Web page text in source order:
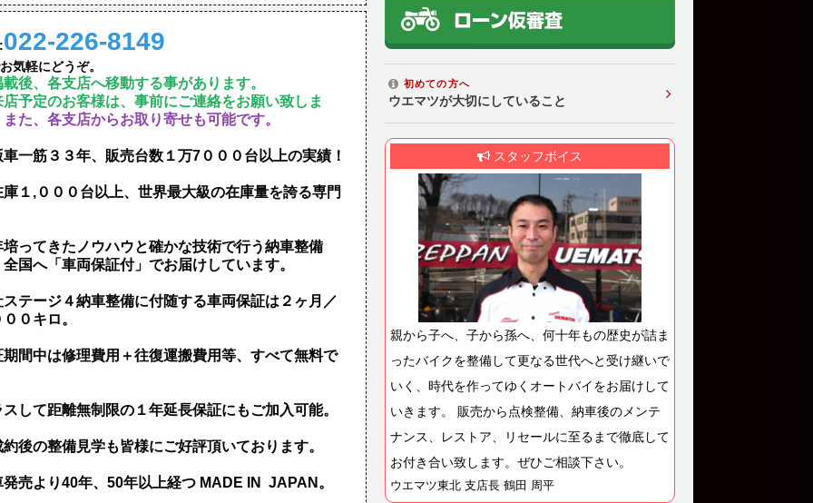
初めての方へ
ウエマツが大切にしていること
スタッフボイス
親から子へ、子から孫へ、何十年もの歴史が詰ま
ったバイクを整備して更なる世代へと受け継いで
いく、時代を作ってゆくオートバイをお届けして
いきます。 販売から点検整備、納車後のメンテ
ナンス、レストア、リセールに至るまで徹底して
お付き合い致します。ぜひご相談下さい。
ウエマツ東北 支店長 鶴田 周平
022-226-8149
気軽にどうぞ。
載後、各支店へ移動する事があります。
店予定のお客様は、事前にご連絡をお願い致しま
また、各支店からお取り寄せも可能です。
車一筋３３年、販売台数１万7０００台以上の実績！
庫１,０００台以上、世界最大級の在庫量を誇る専門
培ってきたノウハウと確かな技術で行う納車整備
全国へ「車両保証付」でお届けしています。
ステージ４納車整備に付随する車両保証は２ヶ月／
０キロ。
期間中は修理費用＋往復運搬費用等、すべて無料で
スして距離無制限の１年延長保証にもご加入可能。
約後の整備見学も皆様にご好評頂いております。
発売より40年、50年以上経つ MADE IN JAPAN。